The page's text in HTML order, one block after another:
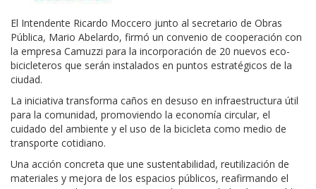
El Intendente Ricardo Moccero junto al secretario de Obras
Pública, Mario Abelardo, firmó un convenio de cooperación con
la empresa Camuzzi para la incorporación de 20 nuevos eco-
bicicleteros que serán instalados en puntos estratégicos de la
ciudad.
La iniciativa transforma caños en desuso en infraestructura útil
para la comunidad, promoviendo la economía circular, el
cuidado del ambiente y el uso de la bicicleta como medio de
transporte cotidiano.
Una acción concreta que une sustentabilidad, reutilización de
materiales y mejora de los espacios públicos, reafirmando el